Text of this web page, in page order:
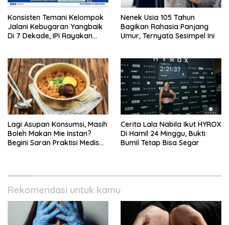
Konsisten Temani Kelompok
Jalani Kebugaran Yangbaik
Di 7 Dekade, IPI Rayakan
Nenek Usia 105 Tahun
Bagikan Rahasia Panjang
Umur, Ternyata Sesimpel Ini
Lagi Asupan Konsumsi, Masih
Boleh Makan Mie Instan?
Begini Saran Praktisi Medis
Cerita Lala Nabila Ikut HYROX
Di Hamil 24 Minggu, Bukti
Bumil Tetap Bisa Segar
Rekomendasi untuk kamu